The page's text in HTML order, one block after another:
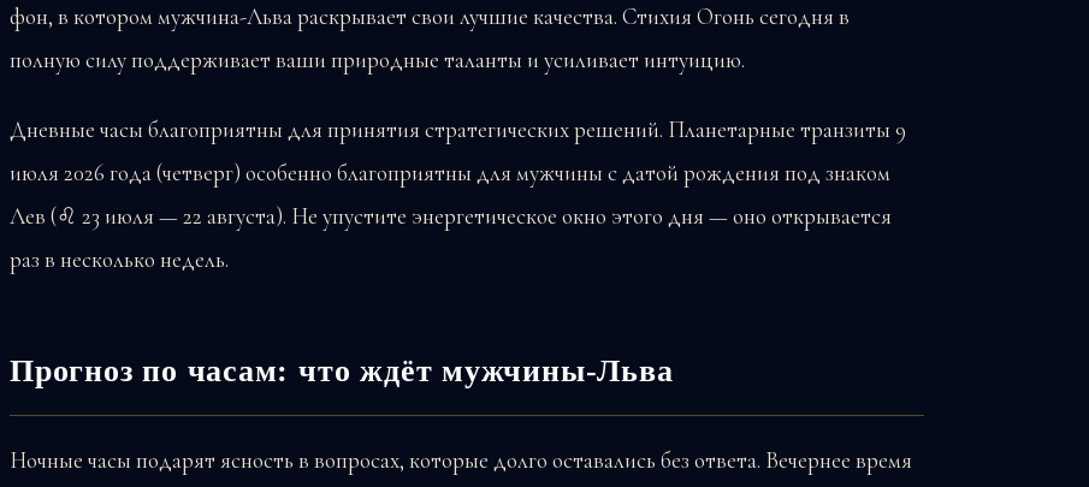
фон, в котором мужчина-Льва раскрывает свои лучшие качества. Стихия Огонь сегодня в
полную силу поддерживает ваши природные таланты и усиливает интуицию.
Дневные часы благоприятны для принятия стратегических решений. Планетарные транзиты 9
июля 2026 года (четверг) особенно благоприятны для мужчины с датой рождения под знаком
Лев (♌ 23 июля — 22 августа). Не упустите энергетическое окно этого дня — оно открывается
раз в несколько недель.
Прогноз по часам: что ждёт мужчины-Льва
Ночные часы подарят ясность в вопросах, которые долго оставались без ответа. Вечернее время